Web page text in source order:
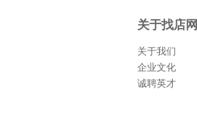
关于找店网
关于我们
企业文化
诚聘英才